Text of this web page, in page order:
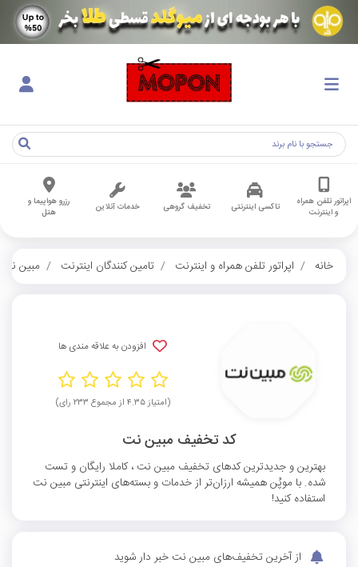
اپراتور تلفن همراه
و اینترنت
تاکسی اینترنتی تخفیف گروهی خدمات آنلاین
رزرو هواپیما و
هتل
خانه اپراتور تلفن همراه و اینترنت تامین کنندگان اینترنت مبین نت
افزودن به علاقه مندی ها
(امتیاز ۴.۳۵ از مجموع ۲۳۳ رای)
کد تخفیف مبین نت
بهترین و جدیدترین کدهای تخفیف مبین نت ، کاملا رایگان و تست
شده. با موپُن همیشه ارزان‌تر از خدمات و بسته‌های اینترنتی مبین نت
استفاده کنید!
از آخرین تخفیف‌های مبین نت خبر دار شوید